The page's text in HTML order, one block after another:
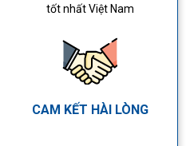
tốt nhất Việt Nam
CAM KẾT HÀI LÒNG